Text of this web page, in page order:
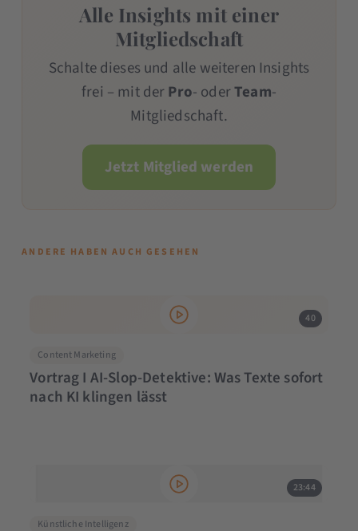
Alle Insights mit einer
Mitgliedschaft
Schalte dieses und alle weiteren Insights
frei – mit derPro- oderTeam-
Mitgliedschaft.
Jetzt Mitglied werden
ANDERE HABEN AUCH GESEHEN
40
Content Marketing
Vortrag I AI-Slop-Detektive: Was Texte sofort
nach KI klingen lässt
23:44
Künstliche Intelligenz